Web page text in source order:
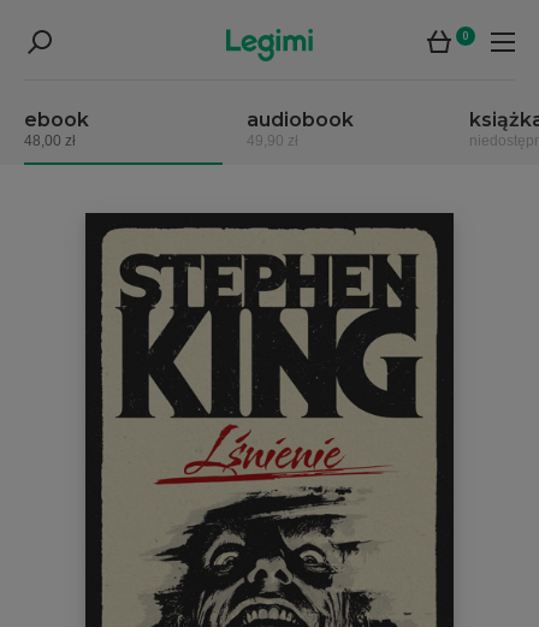
0
ebook
48,00 zł
audiobook
49,90 zł